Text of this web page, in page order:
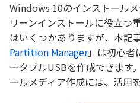
Windows 10のインストール
リーンインストールに役立つ
はいくつかありますが、本記
Partition Manager」は初心者
ータブルUSBを作成できます
ールメディア作成には、活用